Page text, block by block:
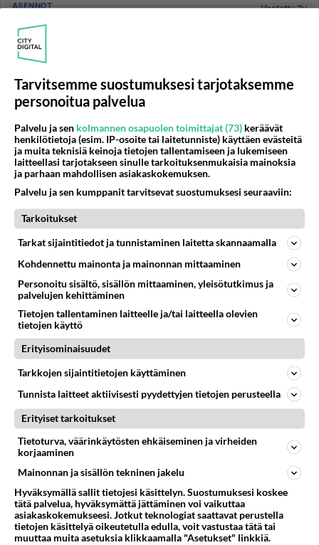
ASENNOT Vastattu 2v
ilmaisia kotiseksi videopätkiä??
moi, onko jollain omia kotiseksivideopätkiä jota me
kaikki saisimme kottoo.. tai ilmaisia linkkejä jossa sais
vähän kate...
30.12.2005 20:44
ASENNOT Vastattu 2v
kiima
seksiin liittyvä kiima...
09.01.2014 11:52
ASENNOT Vastattu 2v
Fistaaminen
Ne joilla on kokemusta fistaamisesta (nyrkkinainnista),
niin voisitteko kertoa kokemuksianne/vinkkejä asiasta
kiinnostu...
02.10.2002 13:35
Tarvitsemme suostumuksesi tarjotaksemme
personoitua palvelua
Palvelu ja sen kolmannen osapuolen toimittajat (73) keräävät
henkilötietoja (esim. IP-osoite tai laitetunniste) käyttäen evästeitä
ja muita teknisiä keinoja tietojen tallentamiseen ja lukemiseen
laitteellasi tarjotakseen sinulle tarkoituksenmukaisia mainoksia
ja parhaan mahdollisen asiakaskokemuksen.
Palvelu ja sen kumppanit tarvitsevat suostumuksesi seuraaviin:
Tarkoitukset
Tarkat sijaintitiedot ja tunnistaminen laitetta skannaamalla
Kohdennettu mainonta ja mainonnan mittaaminen
Personoitu sisältö, sisällön mittaaminen, yleisötutkimus ja
palvelujen kehittäminen
Tietojen tallentaminen laitteelle ja/tai laitteella olevien
tietojen käyttö
Erityisominaisuudet
Tarkkojen sijaintitietojen käyttäminen
Tunnista laitteet aktiivisesti pyydettyjen tietojen perusteella
Erityiset tarkoitukset
Tietoturva, väärinkäytösten ehkäiseminen ja virheiden
korjaaminen
Mainonnan ja sisällön tekninen jakelu
Hyväksymällä sallit tietojesi käsittelyn. Suostumuksesi koskee
tätä palvelua, hyväksymättä jättäminen voi vaikuttaa
asiakaskokemukseesi. Jotkut teknologiat saattavat perustella
tietojen käsittelyä oikeutetulla edulla, voit vastustaa tätä tai
muuttaa muita asetuksia klikkaamalla "Asetukset" linkkiä.